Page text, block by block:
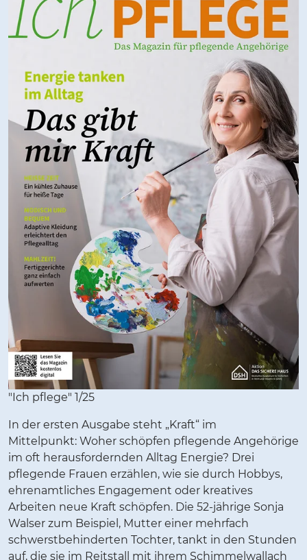
"Ich pflege" 1/25
In der ersten Ausgabe steht „Kraft“ im
Mittelpunkt: Woher schöpfen pflegende Angehörige
im oft herausfordernden Alltag Energie? Drei
pflegende Frauen erzählen, wie sie durch Hobbys,
ehrenamtliches Engagement oder kreatives
Arbeiten neue Kraft schöpfen. Die 52-jährige Sonja
Walser zum Beispiel, Mutter einer mehrfach
schwerstbehinderten Tochter, tankt in den Stunden
auf, die sie im Reitstall mit ihrem Schimmelwallach